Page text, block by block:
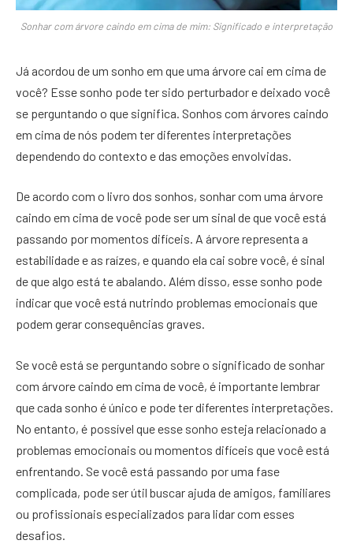
Sonhar com árvore caindo em cima de mim: Significado e interpretação
Já acordou de um sonho em que uma árvore cai em cima de
você? Esse sonho pode ter sido perturbador e deixado você
se perguntando o que significa. Sonhos com árvores caindo
em cima de nós podem ter diferentes interpretações
dependendo do contexto e das emoções envolvidas.
De acordo com o livro dos sonhos, sonhar com uma árvore
caindo em cima de você pode ser um sinal de que você está
passando por momentos difíceis. A árvore representa a
estabilidade e as raízes, e quando ela cai sobre você, é sinal
de que algo está te abalando. Além disso, esse sonho pode
indicar que você está nutrindo problemas emocionais que
podem gerar consequências graves.
Se você está se perguntando sobre o significado de sonhar
com árvore caindo em cima de você, é importante lembrar
que cada sonho é único e pode ter diferentes interpretações.
No entanto, é possível que esse sonho esteja relacionado a
problemas emocionais ou momentos difíceis que você está
enfrentando. Se você está passando por uma fase
complicada, pode ser útil buscar ajuda de amigos, familiares
ou profissionais especializados para lidar com esses
desafios.